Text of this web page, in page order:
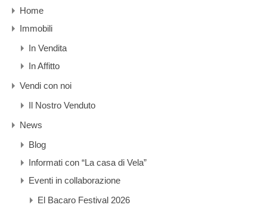
Home
Immobili
In Vendita
In Affitto
Vendi con noi
Il Nostro Venduto
News
Blog
Informati con “La casa di Vela”
Eventi in collaborazione
El Bacaro Festival 2026